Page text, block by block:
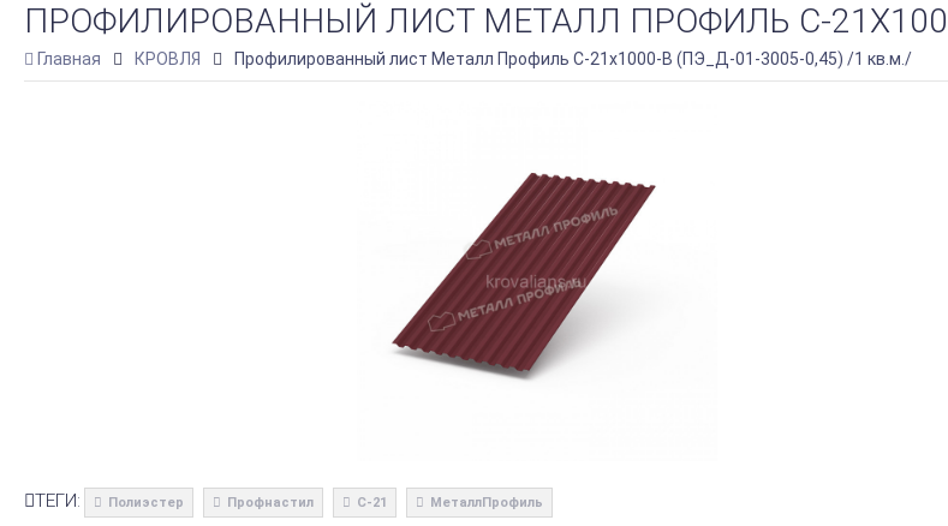
ПРОФИЛИРОВАННЫЙ ЛИСТ МЕТАЛЛ ПРОФИЛЬ С-
Главная КРОВЛЯ Профилированный лист Металл Профиль С-21х1000-B (ПЭ_Д-01-3005-0,45) /1 кв.м./
ТЕГИ: Полиэстер Профнастил С-21 МеталлПрофиль